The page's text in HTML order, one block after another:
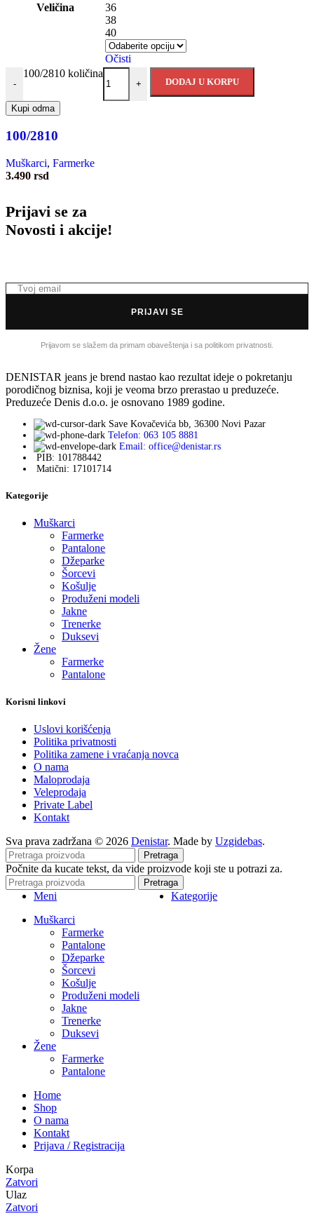
Veličina
36
38
40
Očisti
-
100/2810 količina
+ DODAJ U KORPU
Kupi odma
100/2810
Muškarci, Farmerke
3.490 rsd
Prijavi se za
Novosti i akcije!
PRIJAVI SE
Prijavom se slažem da primam obaveštenja i sa politikom privatnosti.
DENISTAR jeans je brend nastao kao rezultat ideje o pokretanju
porodičnog biznisa, koji je veoma brzo prerastao u preduzeće.
Preduzeće Denis d.o.o. je osnovano 1989 godine.
Save Kovačevića bb, 36300 Novi Pazar
Telefon: 063 105 8881
Email: office@denistar.rs
PIB: 101788442
Matični: 17101714
Kategorije
Muškarci
Farmerke
Pantalone
Džeparke
Šorcevi
Košulje
Produženi modeli
Jakne
Trenerke
Duksevi
Žene
Farmerke
Pantalone
Korisni linkovi
Uslovi korišćenja
Politika privatnosti
Politika zamene i vraćanja novca
O nama
Maloprodaja
Veleprodaja
Private Label
Kontakt
Sva prava zadržana © 2026 Denistar. Made by Uzgidebas.
Pretraga
Počnite da kucate tekst, da vide proizvode koji ste u potrazi za.
Pretraga
Meni
Kategorije
Muškarci
Farmerke
Pantalone
Džeparke
Šorcevi
Košulje
Produženi modeli
Jakne
Trenerke
Duksevi
Žene
Farmerke
Pantalone
Home
Shop
O nama
Kontakt
Prijava / Registracija
Korpa
Zatvori
Ulaz
Zatvori